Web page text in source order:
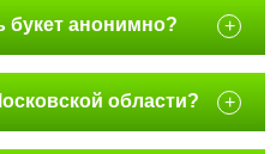
букет анонимно? +
области? +